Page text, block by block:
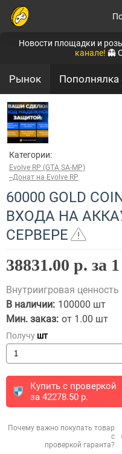
Новости площадки и
канале! 👻
Рынок Пополнялка
Категории:
Evolve RP (GTA SA-MP)
--Донат на Evolve RP
60000 GOLD
ВХОДА НА
СЕРВЕРЕ
38831.00 р. за
Внутриигровая ценность
В наличии: 100000 шт
Мин. заказ: от 1.00 шт
Получу шт
Купить с проверкой
за 42278.50 p.
Почему важно покупать товар
с
проверкой гаранта?